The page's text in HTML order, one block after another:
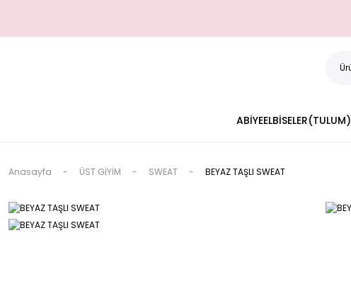
ABİYEELBİSELER(TULUM)
Anasayfa ÜST GİYİM SWEAT BEYAZ TAŞLI SWEAT